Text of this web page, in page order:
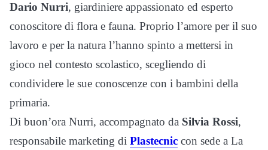
Dario Nurri, giardiniere appassionato ed esperto
conoscitore di flora e fauna. Proprio l’amore per il suo
lavoro e per la natura l’hanno spinto a mettersi in
gioco nel contesto scolastico, scegliendo di
condividere le sue conoscenze con i bambini della
primaria.
Di buon’ora Nurri, accompagnato da Silvia Rossi,
responsabile marketing di Plastecnic con sede a La